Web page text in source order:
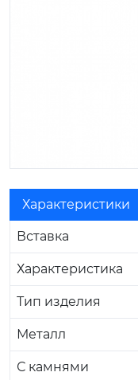
Характеристики
Вставка
Характеристика
Тип изделия
Металл
С камнями